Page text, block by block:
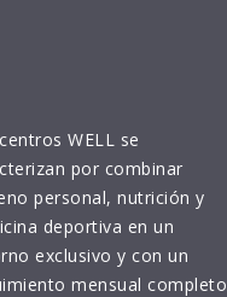
WELL se
por combinar
personal, nutrición y
deportiva en un
exclusivo y con un
mensual completo